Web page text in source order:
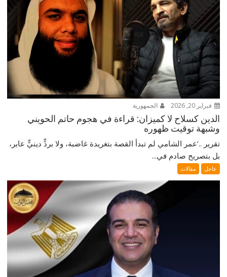
فبراير 20, 2026 الجمهورية
الدين كسلاح لا كميزان: قراءة في هجوم حاتم الحويني
وشبهة توقيت ظهوره
تقرير ..‘عمر الشامي لم تبدأ القصة بتغريدة غاضبة، ولا بردٍّ دينيٍّ عابر،
بل بتصريح صادم في...
عاجل مقالات